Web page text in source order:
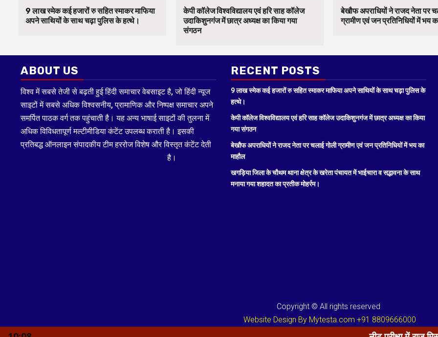
9 लाख स्मेक कई हजारों रु सहित स्माकर माफिया
अपने साथियों के साथ चढ़ा पुलिस के हत्थे।
केपी कॉलेज विश्वविद्यालय एवं हरि साह कॉलेज
उदाकिशुनगंज में छात्र अध्यक्ष का किया गया
संगठन
बेखौफ अपराधियों ने राजद नेता पर
ग्रामीण एवं जन प्रतिनिधियों में भय
ABOUT US
विश्व में सबसे तेजी से बढ़ती हुई हिंदी समाचार वेबसाइट है, जो हिंदी न्यूज
साइटों में सबसे अधिक विश्वसनीय, प्रामाणिक और निष्पक्ष समाचार अपने
समर्पित पाठक वर्ग तक पहुंचाती है। यह अन्य भाषाई साइटों की तुलना में
अधिक विविधतापूर्ण मल्टीमीडिया कंटेंट उपलब्ध कराती है। इसकी
प्रतिबद्ध ऑनलाइन संपादकीय टीम हररोज विशेष और विस्तृत कंटेंट देती
है।
RECENT POSTS
9 लाख स्मेक कई हजारों रु सहित स्माकर माफिया अपने साथियों के साथ चढ़ा पुलिस के
हत्थे।
केपी कॉलेज विश्वविद्यालय एवं हरि साह कॉलेज उदाकिशुनगंज में छात्र अध्यक्ष का किया
गया संगठन
बेखौफ अपराधियों ने राजद नेता पर चलाई गोली ग्रामीण एवं जन प्रतिनिधियों में भय का
माहौल
खगड़िया जिला के चौथम थाना क्षेत्र के खरेता पंचायत में भाईचारा व सद्भावना के साथ
मनाया गया शहादत का प्रतीक मोहर्रम।
Copyright © All rights reserved
Website Design By Mytesta.com +91 8809666000